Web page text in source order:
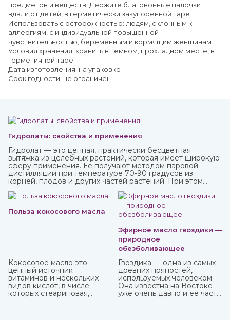
предметов и веществ. Держите благовонные палочки
вдали от детей, в герметически закупоренной таре.
Использовать с осторожностью: людям, склонным к
аллергиям, с индивидуальной повышенной
чувствительностью, беременным и кормящим женщинам.
Условия хранения: хранить в тёмном, прохладном месте, в
герметичной таре.
Дата изготовления: на упаковке
Срок годности: не ограничен
Гидролаты: свойства и применения
Гидролат — это ценная, практически бесцветная
вытяжка из целебных растений, которая имеет широкую
сферу применения. Ее получают методом паровой
дистилляции при температуре 70-90 градусов из
корней, плодов и других частей растений. При этом
может и поменяться. Купите различные натуральные
гидролаты в интернет-магазине ИндоКитай с доставкой
по России.
Польза кокосового масла
Кокосовое масло это
ценный источник
витаминов и нескольких
видов кислот, в числе
которых стеариновая,
Эфирное масло гвоздики —
природное
обезболивающее
Гвоздика — одна из самых
древних пряностей,
используемых человеком.
Она известна на Востоке
уже очень давно и ее часто